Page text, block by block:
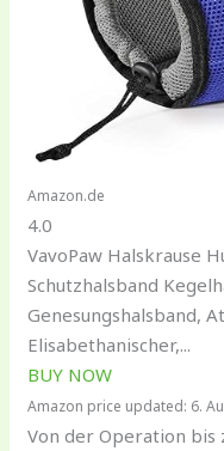
Amazon.de
4.0
VavoPaw Halskrause
Schutzhalsband
Genesungshalsband,
Elisabethanischer,...
BUY NOW
Amazon price updated: 6.
Von der Operation bis